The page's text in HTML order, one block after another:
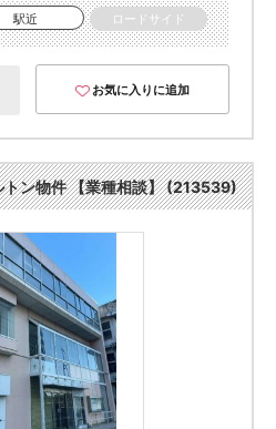
駅近 ロードサイド
お気に入りに追加
トン物件 【業種相談】 (213539)